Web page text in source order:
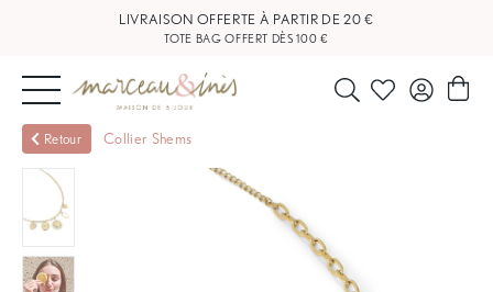
LIVRAISON OFFERTE À PARTIR DE 20 €
TOTE BAG OFFERT DÈS 100 €
NOUVEAUTÉS
BIJOUX
OUTLET
Retour Collier Shems